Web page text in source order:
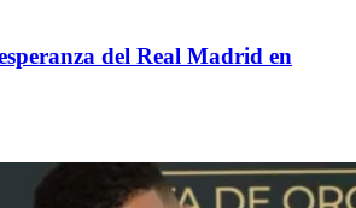
del Real Madrid en